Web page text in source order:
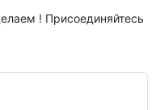
! Присоединяйтесь